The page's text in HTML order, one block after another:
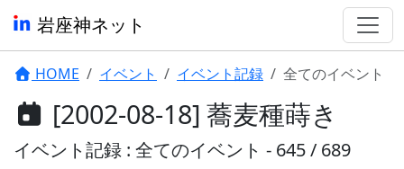
岩座神ネット
HOME イベント イベント記録 全てのイベント
[2002-08-18] 蕎麦種蒔き
イベント記録 : 全てのイベント - 645 / 689